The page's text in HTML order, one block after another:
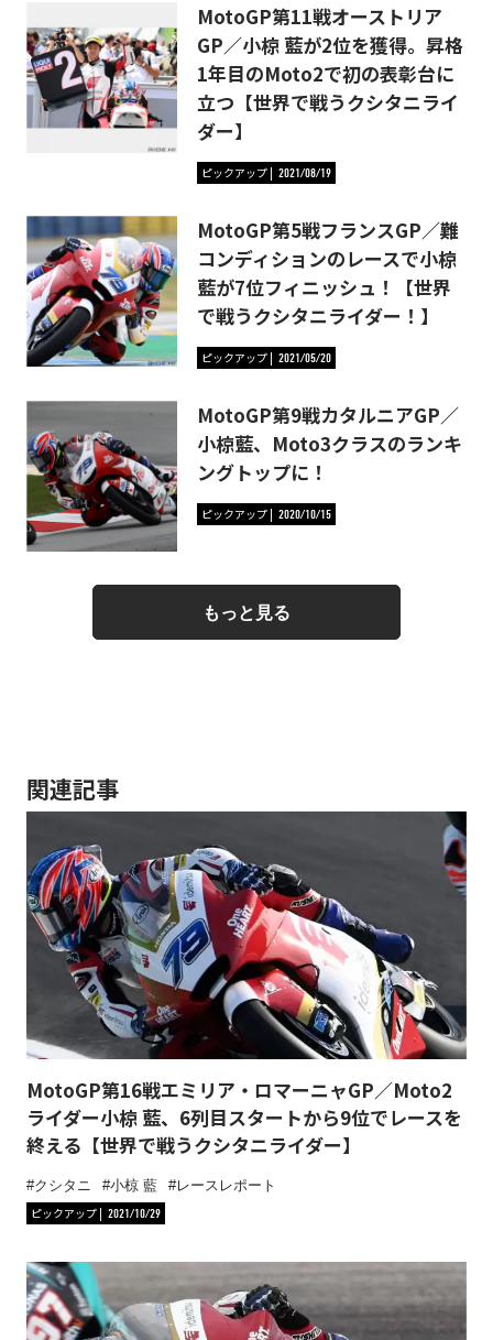
MotoGP第11戦オーストリア
GP／小椋 藍が2位を獲得。昇格
1年目のMoto2で初の表彰台に
立つ【世界で戦うクシタニライ
ダー】
ピックアップ 2021/08/19
MotoGP第5戦フランスGP／難
コンディションのレースで小椋
藍が7位フィニッシュ！【世界
で戦うクシタニライダー！】
ピックアップ 2021/05/20
MotoGP第9戦カタルニアGP／
小椋藍、Moto3クラスのランキ
ングトップに！
ピックアップ 2020/10/15
もっと見る
関連記事
MotoGP第16戦エミリア・ロマーニャGP／Moto2
ライダー小椋 藍、6列目スタートから9位でレースを
終える【世界で戦うクシタニライダー】
クシタニ 小椋 藍
レースレポート
ピックアップ
2021/10/29